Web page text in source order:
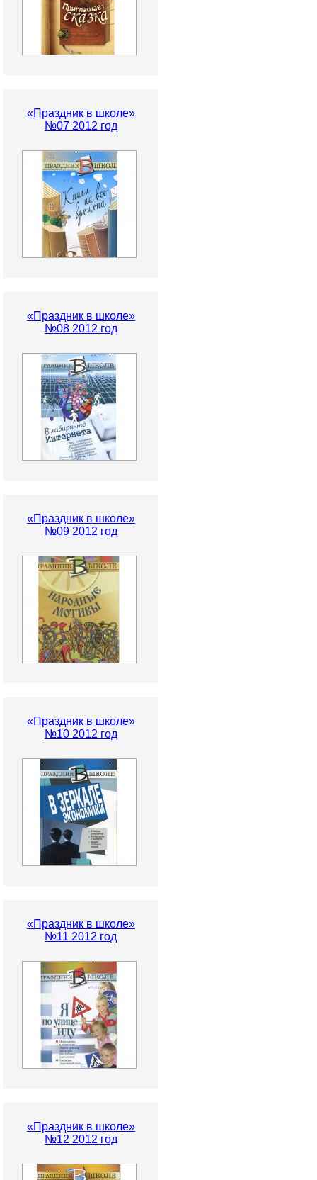
«Праздник в школе»
№07 2012 год
«Праздник в школе»
№08 2012 год
«Праздник в школе»
№09 2012 год
«Праздник в школе»
№10 2012 год
«Праздник в школе»
№11 2012 год
«Праздник в школе»
№12 2012 год